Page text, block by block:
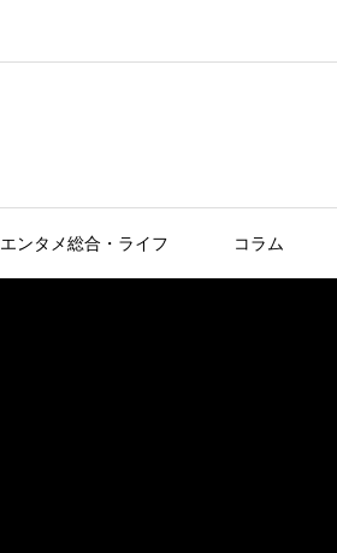
エンタメ総合・ライフ コラム